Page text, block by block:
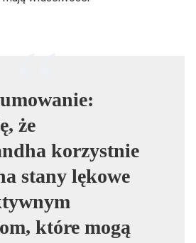
że
korzystnie
stany lękowe
które mogą